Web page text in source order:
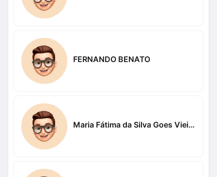
FERNANDO BENATO
Maria Fátima da Silva Goes Vieira Vieira